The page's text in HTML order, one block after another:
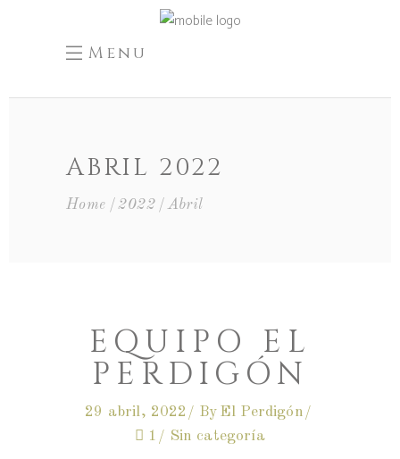
Menu
ABRIL 2022
Home 2022 Abril
EQUIPO EL
PERDIGÓN
29 abril, 2022 By El Perdigón
1
Sin categoría